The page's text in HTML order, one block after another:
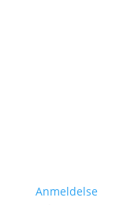
Anmeldelse